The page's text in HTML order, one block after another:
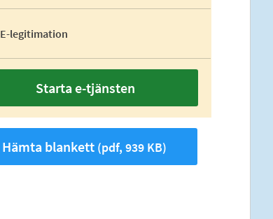
E-legitimation
Starta e-tjänsten
Hämta blankett (pdf, 939 KB)